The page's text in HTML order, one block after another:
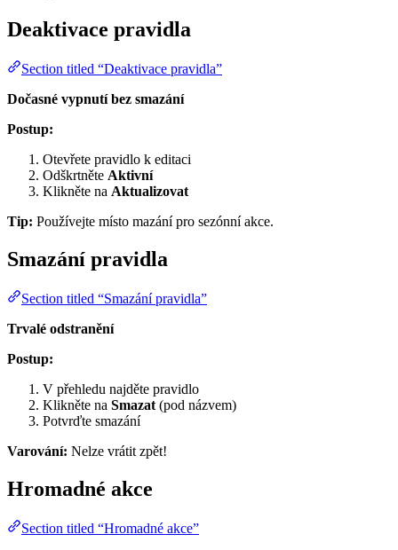
Deaktivace pravidla
Section titled “Deaktivace pravidla”
Dočasné vypnutí bez smazání
Postup:
Otevřete pravidlo k editaci
Odškrtněte Aktivní
Klikněte na Aktualizovat
Tip: Používejte místo mazání pro sezónní akce.
Smazání pravidla
Section titled “Smazání pravidla”
Trvalé odstranění
Postup:
V přehledu najděte pravidlo
Klikněte na Smazat (pod názvem)
Potvrďte smazání
Varování: Nelze vrátit zpět!
Hromadné akce
Section titled “Hromadné akce”